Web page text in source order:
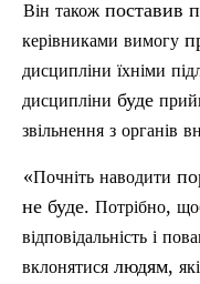
Він також поставив
керівниками вимогу
дисципліни їхніми п
дисципліни буде
звільнення з органів
«Почніть наводити
не буде. Потрібно,
відповідальність і
вклонятися людям, які